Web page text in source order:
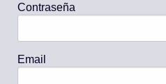
Contraseña
Email